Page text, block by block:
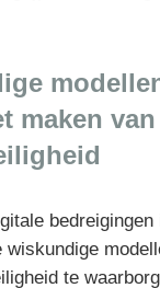
maken
wiskundige
te